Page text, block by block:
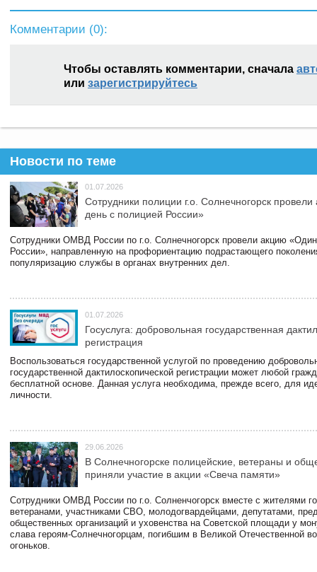
Комментарии (0):
Чтобы оставлять комментарии, сначала
или зарегистрируйтесь
Новости по теме
01.07.2026
Сотрудники полиции г.о. Солнечногорск
день с полицией России»
Сотрудники ОМВД России по г.о. Солнечногорск провели акцию
России», направленную на профориентацию подрастающего
популяризацию службы в органах внутренних дел.
01.07.2026
Госуслуга: добровольная государственная
регистрация
Воспользоваться государственной услугой по проведению
государственной дактилоскопической регистрации может любой
бесплатной основе. Данная услуга необходима, прежде всего, для
личности.
29.06.2026
В Солнечногорске полицейские, ветераны и
приняли участие в акции «Свеча памяти»
Сотрудники ОМВД России по г.о. Солненчогорск вместе с жителями
ветеранами, участниками СВО, молодогвардейцами, депутатами,
общественных организаций и уховенства на Советской площади у
слава героям-Солнечногорцам, погибшим в Великой Отечественной
огоньков.